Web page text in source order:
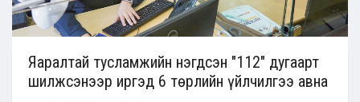
Яаралтай тусламжийн нэгдсэн "112" дугаарт
шилжсэнээр иргэд 6 төрлийн үйлчилгээ авна